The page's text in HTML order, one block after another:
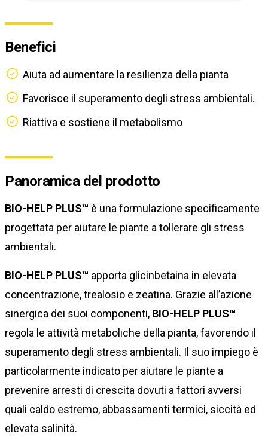
Benefici
Aiuta ad aumentare la resilienza della pianta
Favorisce il superamento degli stress ambientali.
Riattiva e sostiene il metabolismo
Panoramica del prodotto
BIO-HELP PLUS™ è una formulazione specificamente
progettata per aiutare le piante a tollerare gli stress
ambientali.
BIO-HELP PLUS™ apporta glicinbetaina in elevata
concentrazione, trealosio e zeatina. Grazie all’azione
sinergica dei suoi componenti, BIO-HELP PLUS™
regola le attività metaboliche della pianta, favorendo il
superamento degli stress ambientali. Il suo impiego è
particolarmente indicato per aiutare le piante a
prevenire arresti di crescita dovuti a fattori avversi
quali caldo estremo, abbassamenti termici, siccità ed
elevata salinità.